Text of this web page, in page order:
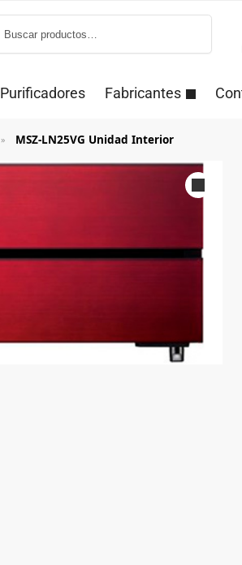
Purificadores Fabricantes
» MSZ-LN25VG Unidad Interior